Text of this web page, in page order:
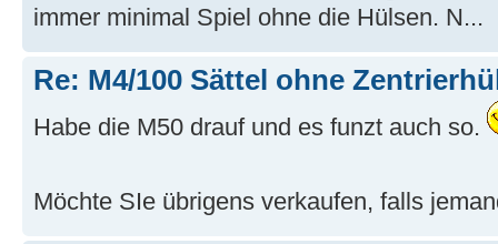
immer minimal Spiel ohne die Hülsen. N...
Re: M4/100 Sättel ohne
Habe die M50 drauf und es funzt auch so.
Möchte SIe übrigens verkaufen, falls